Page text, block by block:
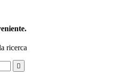
ricerca
